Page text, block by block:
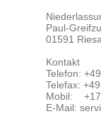
Paul-
01591 Riesa
Kontakt
Telefon:
Telefax:
Mobil:
E-Mail: